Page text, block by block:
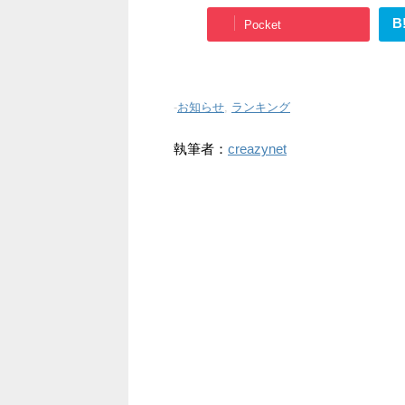
Pocket B!
-お知らせ, ランキング
執筆者： creazynet